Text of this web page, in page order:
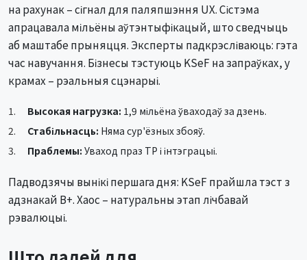
на рахунак – сігнал для паляпшэння UX. Сістэма
апрацавала мільёны аўтэнтыфікацый, што сведчыць
аб маштабе прыняцця. Эксперты падкрэсліваюць: гэта
час навучання. Бізнесы тэстуюць KSeF на запраўках, у
крамах – рэальныя сцэнарыі.
Высокая нагрузка: 1,9 мільёна ўваходаў за дзень.
Стабільнасць: Няма сур'ёзных збояў.
Праблемы: Уваход праз TP і інтэграцыі.
Падводзячы вынікі першага дня: KSeF прайшла тэст з
адзнакай B+. Хаос – натуральны этап лічбавай
рэвалюцыі.